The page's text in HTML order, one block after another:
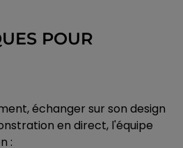
POUR
échanger sur son design
en direct, l'équipe
: